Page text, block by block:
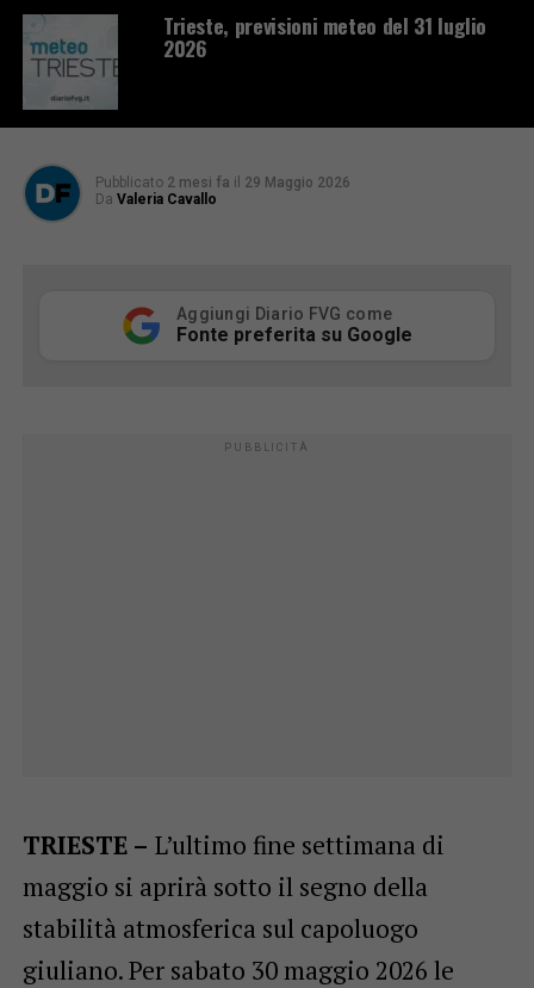
Trieste, previsioni meteo del 31 luglio
2026
Pubblicato 2 mesi fa il 29 Maggio 2026
Da Valeria Cavallo
Aggiungi Diario FVG come
Fonte preferita su Google
TRIESTE – L’ultimo fine settimana di
maggio si aprirà sotto il segno della
stabilità atmosferica sul capoluogo
giuliano. Per sabato 30 maggio 2026 le